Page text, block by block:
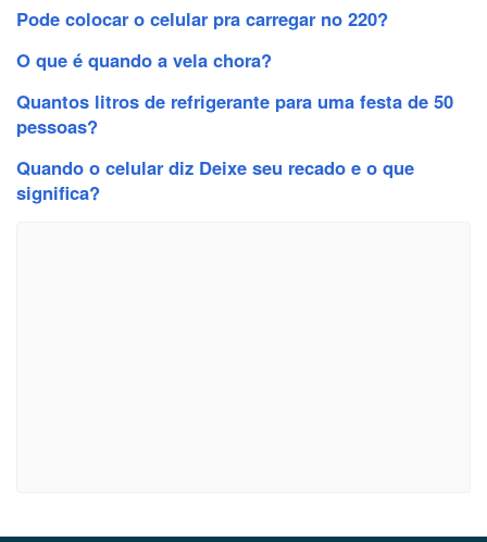
Pode colocar o celular pra carregar no 220?
O que é quando a vela chora?
Quantos litros de refrigerante para uma festa de 50
pessoas?
Quando o celular diz Deixe seu recado e o que
significa?